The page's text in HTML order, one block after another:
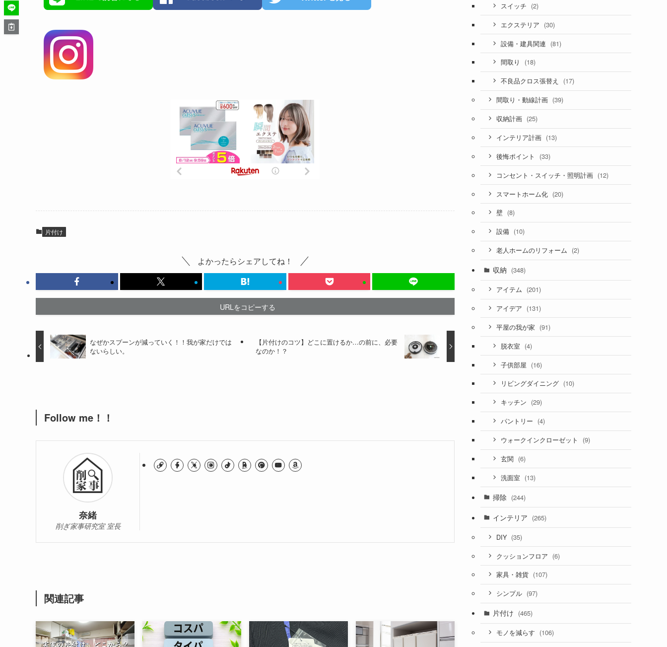
片付け
よかったらシェアしてね！
URLをコピーする
なぜかスプーンが減っていく！！我が家だけでは
ないらしい。
【片付けのコツ】どこに置けるか…の前に、必要
なのか！？
Follow me！！
奈緒
削ぎ家事研究室 室長
関連記事
スイッチ (2)
エクステリア (30)
設備・建具関連 (81)
間取り (18)
不良品クロス張替え (17)
間取り・動線計画 (39)
収納計画 (25)
インテリア計画 (13)
後悔ポイント (33)
コンセント・スイッチ・照明計画 (12)
スマートホーム化 (20)
壁 (8)
設備 (10)
老人ホームのリフォーム (2)
収納 (348)
アイテム (201)
アイデア (131)
平屋の我が家 (91)
脱衣室 (4)
子供部屋 (16)
リビングダイニング (10)
キッチン (29)
パントリー (4)
ウォークインクローゼット (9)
玄関 (6)
洗面室 (13)
掃除 (244)
インテリア (265)
DIY (35)
クッションフロア (6)
家具・雑貨 (107)
シンプル (97)
片付け (465)
モノを減らす (106)